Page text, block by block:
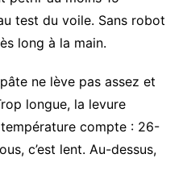
test du voile. Sans robot
long à la main.
ne lève pas assez et
longue, la levure
compte : 26-
c’est lent. Au-dessus,